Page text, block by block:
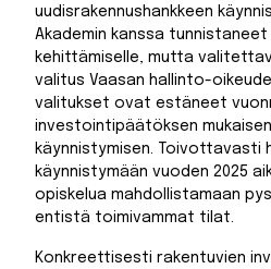
uudisrakennushankkeen
Akademin kanssa
kehittämiselle, mutta
valitus Vaasan hallinto-
valitukset ovat estäneet
investointipäätöksen
käynnistymisen. Toivottavasti
käynnistymään vuoden 2025
opiskelua mahdollistamaan
entistä toimivammat tilat.
Konkreettisesti rakentuvien